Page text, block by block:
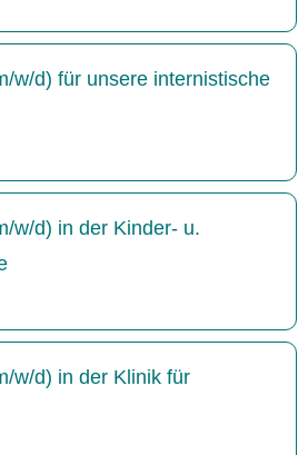
w/d) für unsere internistische
w/d) in der Kinder- u.
w/d) in der Klinik für